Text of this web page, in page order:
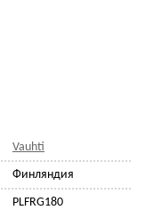
Vauhti
Финляндия
PLFRG180